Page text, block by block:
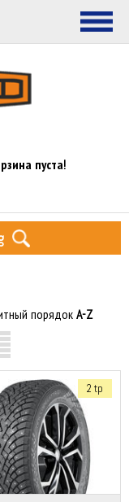
пуста!
порядокA-Z
2 tp